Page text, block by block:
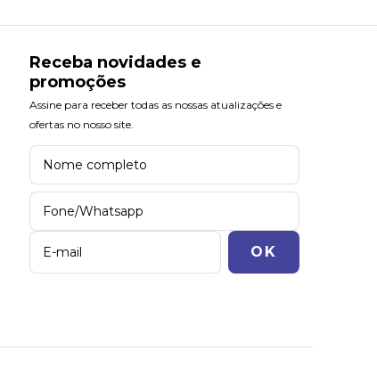
Receba novidades e
promoções
Assine para receber todas as nossas atualizações e
ofertas no nosso site.